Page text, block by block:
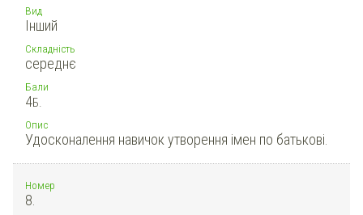
Вид
Інший
Складність
середнє
Бали
4Б.
Опис
Удосконалення навичок утворення імен по батькові.
Номер
8.